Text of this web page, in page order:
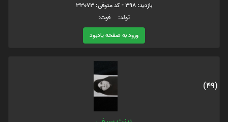
بازدید: 398 - کد متوفی: 33073
تولد: فوت:
ورود به صفحه یادبود
(49)